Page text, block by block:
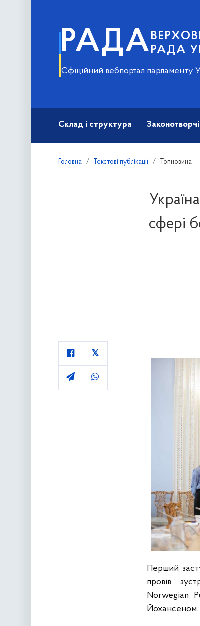
РАДА РАДА
Офіційний вебпортал парламенту
Склад і структура
Головна Текстові публікації Топновина
сфері
Перший
провів
Norwegian
Йохансеном.